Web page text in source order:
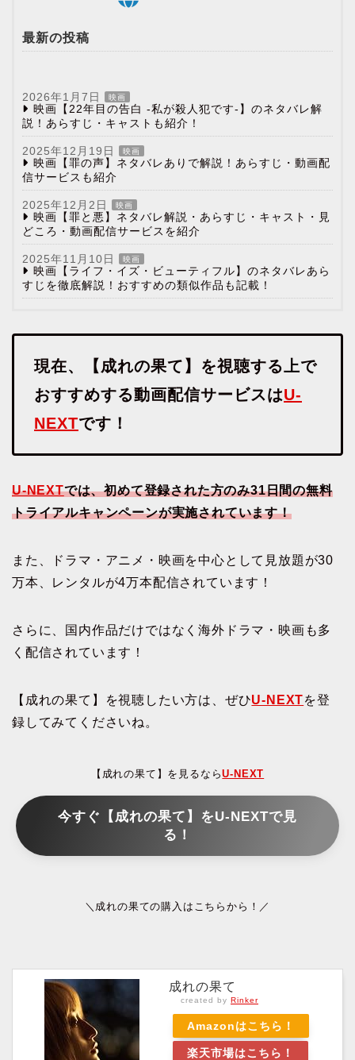
最新の投稿
2026年1月7日 映画
映画【22年目の告白 -私が殺人犯です-】のネタバレ解
説！あらすじ・キャストも紹介！
2025年12月19日 映画
映画【罪の声】ネタバレありで解説！あらすじ・動画配
信サービスも紹介
2025年12月2日 映画
映画【罪と悪】ネタバレ解説・あらすじ・キャスト・見
どころ・動画配信サービスを紹介
2025年11月10日 映画
映画【ライフ・イズ・ビューティフル】のネタバレあら
すじを徹底解説！おすすめの類似作品も記載！
現在、【成れの果て】を視聴する上で
おすすめする動画配信サービスはU-
NEXTです！
U-NEXTでは、初めて登録された方のみ31日間の無料
トライアルキャンペーンが実施されています！
また、ドラマ・アニメ・映画を中心として見放題が30
万本、レンタルが4万本配信されています！
さらに、国内作品だけではなく海外ドラマ・映画も多
く配信されています！
【成れの果て】を視聴したい方は、ぜひU-NEXTを登
録してみてくださいね。
【成れの果て】を見るならU-NEXT
今すぐ【成れの果て】をU-NEXTで見
る！
＼成れの果ての購入はこちらから！／
成れの果て
created by Rinker
Amazonはこちら！
楽天市場はこちら！